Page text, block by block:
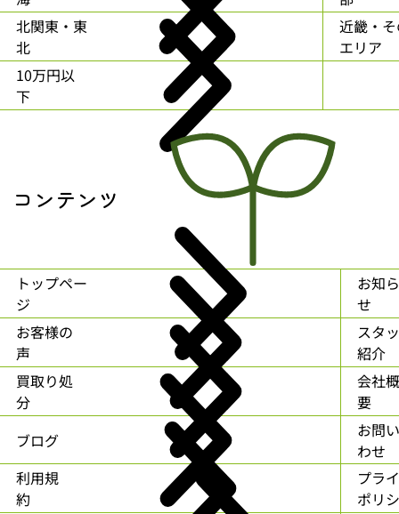
北関東・東
北
近畿・
エリア
10万円以
下
コンテンツ
トップペー
ジ
お知ら
せ
お客様の
声
スタ
紹介
買取り処
分
会社概
要
ブログ
お問
わせ
利用規
約
プラ
ポリ